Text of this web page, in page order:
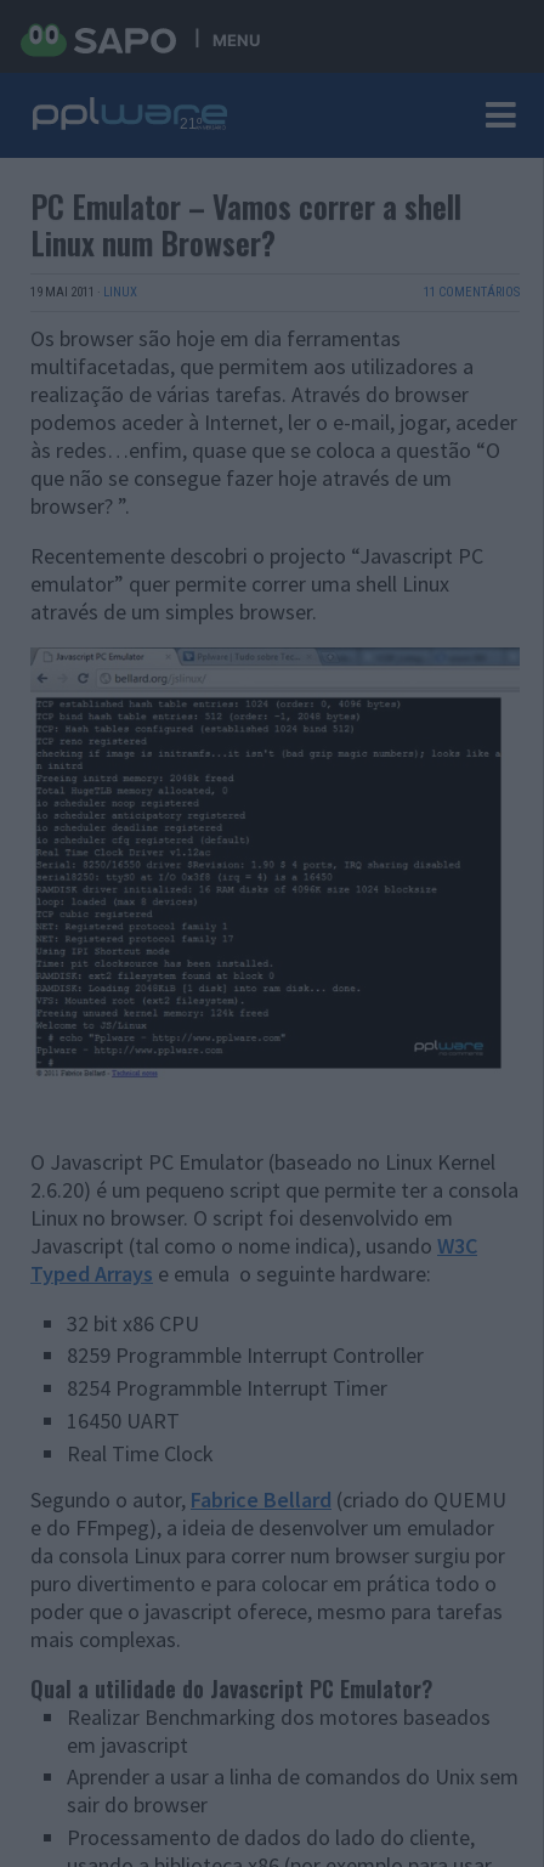
MENU
PC Emulator – Vamos correr a shell
Linux num Browser?
19 MAI 2011 · LINUX 11 COMENTÁRIOS
Os browser são hoje em dia ferramentas
multifacetadas, que permitem aos utilizadores a
realização de várias tarefas. Através do browser
podemos aceder à Internet, ler o e-mail, jogar, aceder
às redes…enfim, quase que se coloca a questão “O
que não se consegue fazer hoje através de um
browser? ”.
Recentemente descobri o projecto “Javascript PC
emulator” quer permite correr uma shell Linux
através de um simples browser.
O Javascript PC Emulator (baseado no Linux Kernel
2.6.20) é um pequeno script que permite ter a consola
Linux no browser. O script foi desenvolvido em
Javascript (tal como o nome indica), usando W3C
Typed Arrays e emula o seguinte hardware:
32 bit x86 CPU
8259 Programmble Interrupt Controller
8254 Programmble Interrupt Timer
16450 UART
Real Time Clock
Segundo o autor, Fabrice Bellard (criado do QUEMU
e do FFmpeg), a ideia de desenvolver um emulador
da consola Linux para correr num browser surgiu por
puro divertimento e para colocar em prática todo o
poder que o javascript oferece, mesmo para tarefas
mais complexas.
Qual a utilidade do Javascript PC Emulator?
Realizar Benchmarking dos motores baseados
em javascript
Aprender a usar a linha de comandos do Unix sem
sair do browser
Processamento de dados do lado do cliente,